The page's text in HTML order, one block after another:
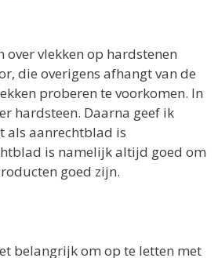
vlekken op hardstenen
die overigens afhangt van de
proberen te voorkomen. In
hardsteen. Daarna geef ik
als aanrechtblad is
is namelijk altijd goed om
goed zijn.
belangrijk om op te letten met